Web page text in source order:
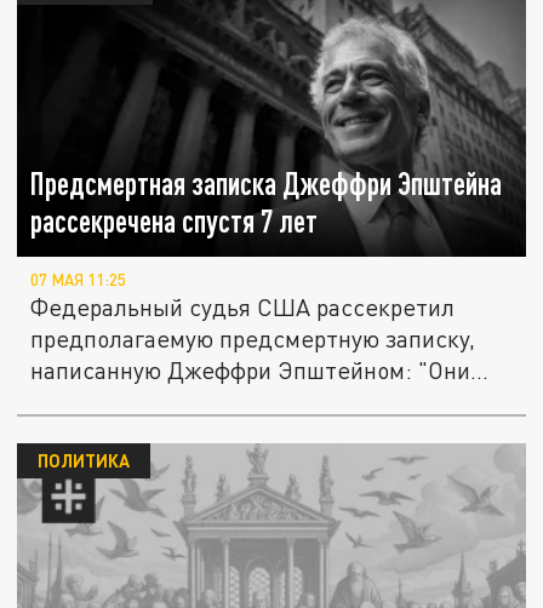
Предсмертная записка Джеффри Эпштейна
рассекречена спустя 7 лет
07 МАЯ 11:25
Федеральный судья США рассекретил
предполагаемую предсмертную записку,
написанную Джеффри Эпштейном: "Они...
ПОЛИТИКА